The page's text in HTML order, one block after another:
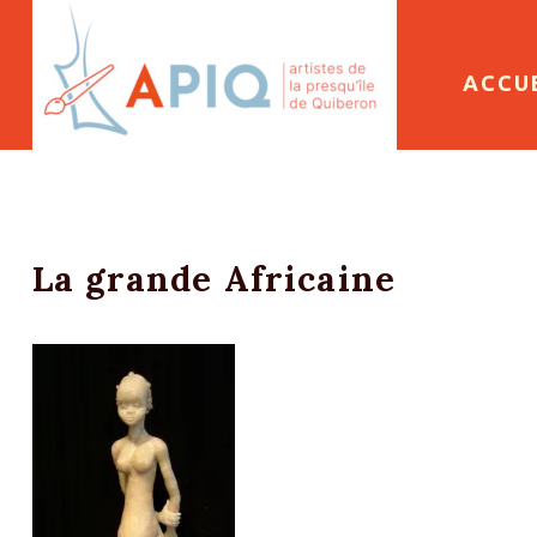
La grande Africaine